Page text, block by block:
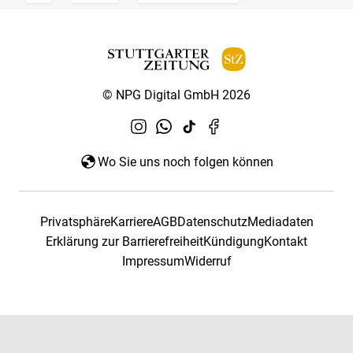
© NPG Digital GmbH 2026
Wo Sie uns noch folgen können
PrivatsphäreKarriereAGBDatenschutzMediadaten
Erklärung zur BarrierefreiheitKündigungKontakt
ImpressumWiderruf